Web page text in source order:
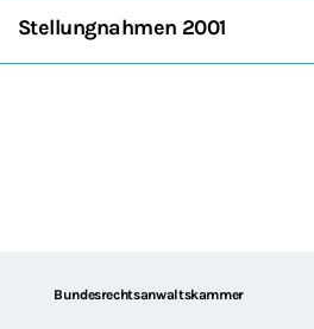
Stellungnahmen 2001
FooterBundesrechtsanwaltskammer